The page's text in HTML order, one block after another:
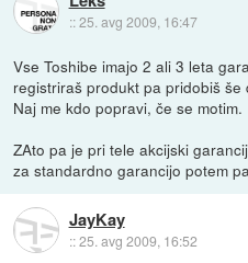
::25. avg 2009, 16:47
Vse Toshibe imajo 2 ali 3 leta
registriraš produkt pa pridobiš
Naj me kdo popravi, če se motim.
ZAto pa je pri tele akcijski
za standardno garancijo potem
JayKay
::25. avg 2009, 16:52